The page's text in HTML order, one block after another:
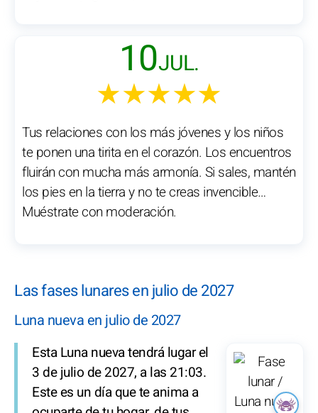
10JUL.
★★★★★
Tus relaciones con los más jóvenes y los niños
te ponen una tirita en el corazón. Los encuentros
fluirán con mucha más armonía. Si sales, mantén
los pies en la tierra y no te creas invencible…
Muéstrate con moderación.
Las fases lunares en julio de 2027
Luna nueva en julio de 2027
Esta Luna nueva tendrá lugar el
3 de julio de 2027, a las 21:03.
Este es un día que te anima a